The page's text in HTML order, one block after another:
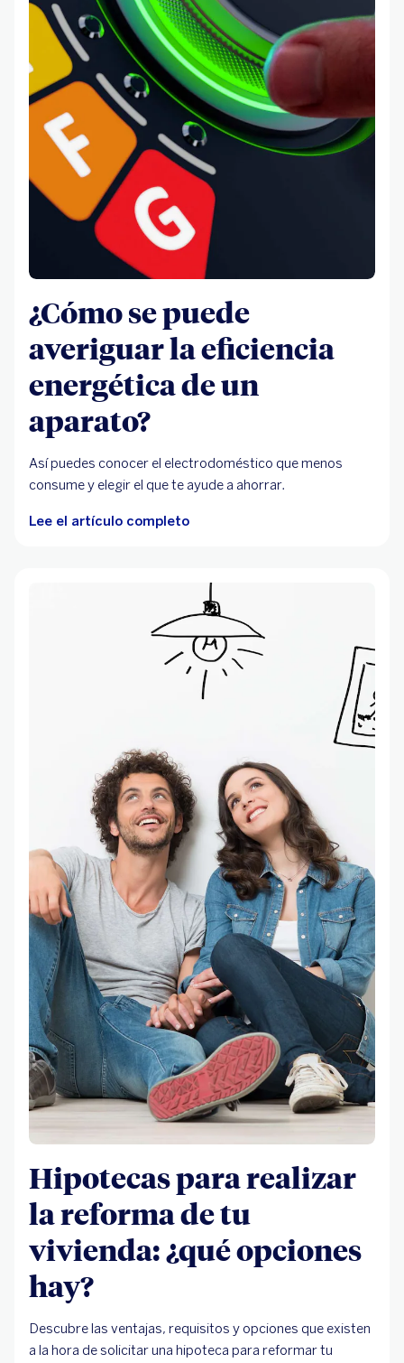
¿Cómo se puede
averiguar la eficiencia
energética de un
aparato?
Así puedes conocer el electrodoméstico que menos
consume y elegir el que te ayude a ahorrar.
Lee el artículo completo
Hipotecas para realizar
la reforma de tu
vivienda: ¿qué opciones
hay?
Descubre las ventajas, requisitos y opciones que existen
a la hora de solicitar una hipoteca para reformar tu